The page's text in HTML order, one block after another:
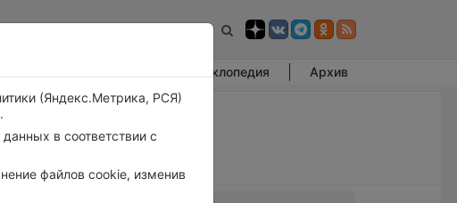
Энциклопедия Архив
(Яндекс.Метрика, РСЯ)
в соответствии с
файлов cookie, изменив